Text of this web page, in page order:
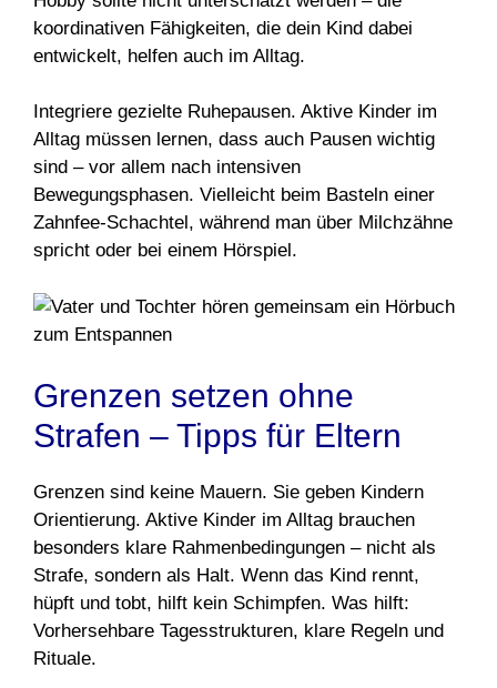
koordinativen Fähigkeiten, die dein Kind dabei
entwickelt, helfen auch im Alltag.
Integriere gezielte Ruhepausen. Aktive Kinder im
Alltag müssen lernen, dass auch Pausen wichtig
sind – vor allem nach intensiven
Bewegungsphasen. Vielleicht beim Basteln einer
Zahnfee-Schachtel, während man über Milchzähne
spricht oder bei einem Hörspiel.
Grenzen setzen ohne
Strafen – Tipps für Eltern
Grenzen sind keine Mauern. Sie geben Kindern
Orientierung. Aktive Kinder im Alltag brauchen
besonders klare Rahmenbedingungen – nicht als
Strafe, sondern als Halt. Wenn das Kind rennt,
hüpft und tobt, hilft kein Schimpfen. Was hilft:
Vorhersehbare Tagesstrukturen, klare Regeln und
Rituale.